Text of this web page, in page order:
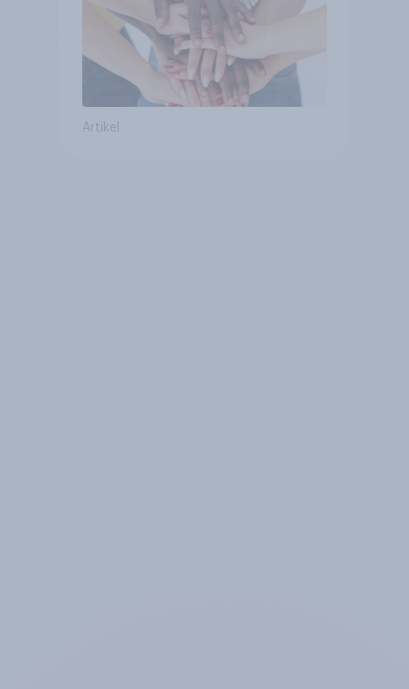
Artikel